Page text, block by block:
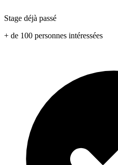
Stage déjà passé
+ de 100 personnes intéressées